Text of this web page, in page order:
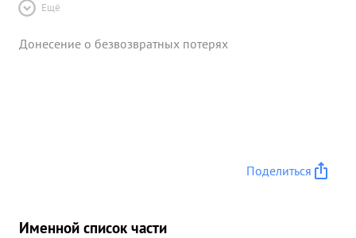
Ещё
Донесение о безвозвратных потерях
Поделиться
Именной список части